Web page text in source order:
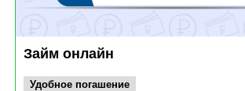
Займ онлайн
Удобное погашение